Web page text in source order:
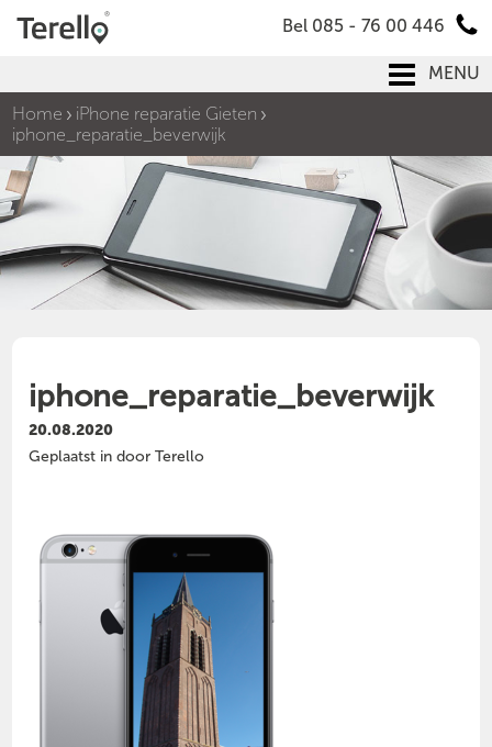
Bel 085 - 76 00 446
MENU
Home
iPhone reparatie Gieten
iphone_reparatie_beverwijk
iphone_reparatie_beverwijk
20.08.2020
Geplaatst in door Terello